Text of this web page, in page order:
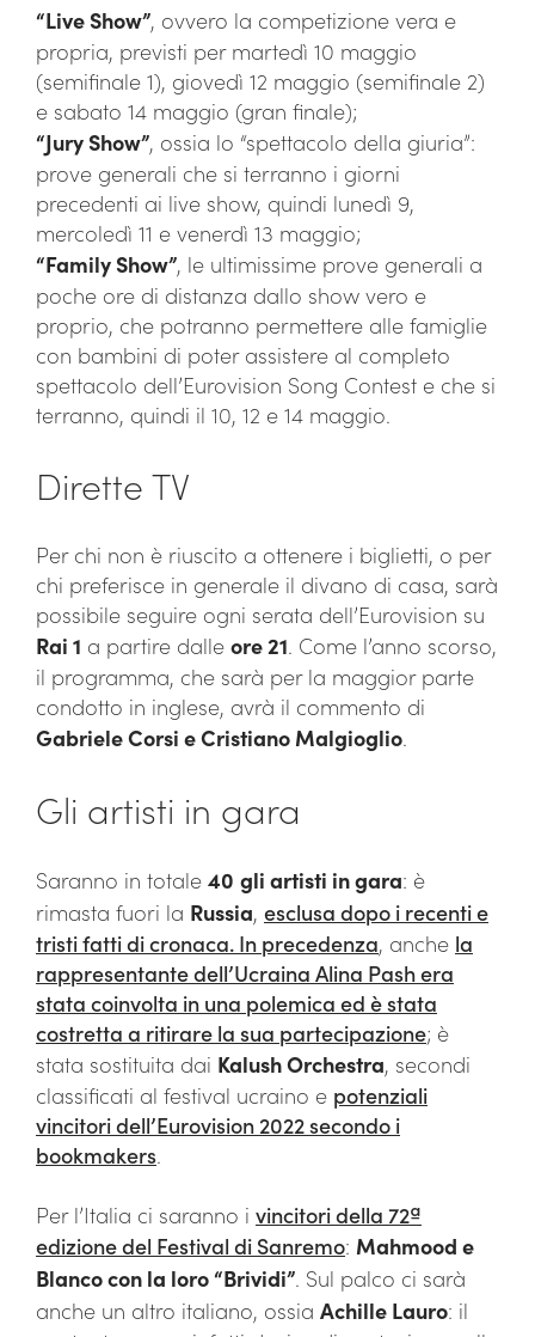
“Live Show”, ovvero la competizione vera e
propria, previsti per martedì 10 maggio
(semifinale 1), giovedì 12 maggio (semifinale 2)
e sabato 14 maggio (gran finale);
“Jury Show”, ossia lo “spettacolo della giuria”:
prove generali che si terranno i giorni
precedenti ai live show, quindi lunedì 9,
mercoledì 11 e venerdì 13 maggio;
“Family Show”, le ultimissime prove generali a
poche ore di distanza dallo show vero e
proprio, che potranno permettere alle famiglie
con bambini di poter assistere al completo
spettacolo dell’Eurovision Song Contest e che si
terranno, quindi il 10, 12 e 14 maggio.
Dirette TV
Per chi non è riuscito a ottenere i biglietti, o per
chi preferisce in generale il divano di casa, sarà
possibile seguire ogni serata dell’Eurovision su
Rai 1 a partire dalle ore 21. Come l’anno scorso,
il programma, che sarà per la maggior parte
condotto in inglese, avrà il commento di
Gabriele Corsi e Cristiano Malgioglio.
Gli artisti in gara
Saranno in totale 40 gli artisti in gara: è
rimasta fuori la Russia, esclusa dopo i recenti e
tristi fatti di cronaca. In precedenza, anche la
rappresentante dell’Ucraina Alina Pash era
stata coinvolta in una polemica ed è stata
costretta a ritirare la sua partecipazione; è
stata sostituita dai Kalush Orchestra, secondi
classificati al festival ucraino e potenziali
vincitori dell’Eurovision 2022 secondo i
bookmakers.
Per l’Italia ci saranno i vincitori della 72ª
edizione del Festival di Sanremo: Mahmood e
Blanco con la loro “Brividi”. Sul palco ci sarà
anche un altro italiano, ossia Achille Lauro: il